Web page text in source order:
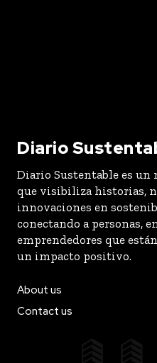
Diario
Diario Sustentable es
que visibiliza historias,
innovaciones en
conectando a personas,
emprendedores que
un impacto positivo.
About us
Contact us